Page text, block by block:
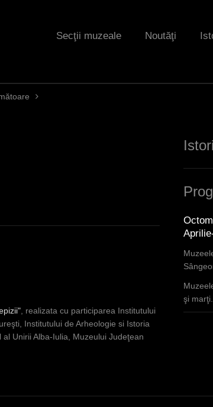
Secţii muzeale Noutăţi
, realizata cu participarea Institutului
Institutului de Arheologie si Istoria
Unirii Alba-Iulia, Muzeului Judeţean
şi marţi.